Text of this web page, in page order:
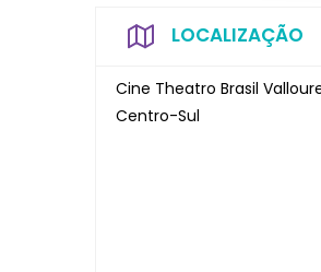
LOCALIZAÇÃO
Cine Theatro Brasil
Centro-Sul